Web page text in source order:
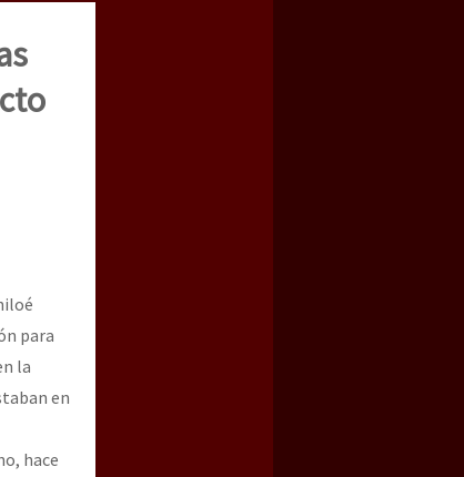
contra el CIPOG-EZ
para
la
en
hace